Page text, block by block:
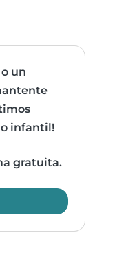
un
infantil!
gratuita.